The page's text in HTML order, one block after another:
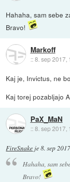
Hahaha, sam sebe
Bravo!
Markoff
::8. sep 2017,
Kaj je, Invictus, ne
Kaj torej pozabljajo
PaX_MaN
::8. sep 2017,
FireSnake je8. sep
Hahaha, sam
Bravo!